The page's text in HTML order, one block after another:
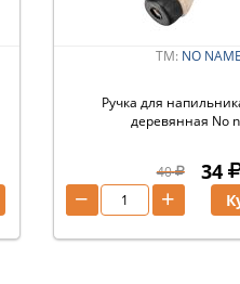
ТМ: NO NAME
Ручка для
деревянная No
40 34
+
−